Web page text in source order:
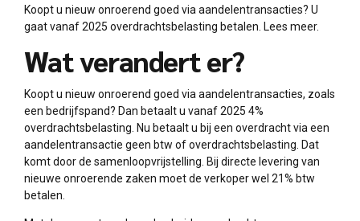
Koopt u nieuw onroerend goed via aandelentransacties? U
gaat vanaf 2025 overdrachtsbelasting betalen. Lees meer.
Wat verandert er?
Koopt u nieuw onroerend goed via aandelentransacties, zoals
een bedrijfspand? Dan betaalt u vanaf 2025 4%
overdrachtsbelasting. Nu betaalt u bij een overdracht via een
aandelentransactie geen btw of overdrachtsbelasting. Dat
komt door de samenloopvrijstelling. Bij directe levering van
nieuwe onroerende zaken moet de verkoper wel 21% btw
betalen.